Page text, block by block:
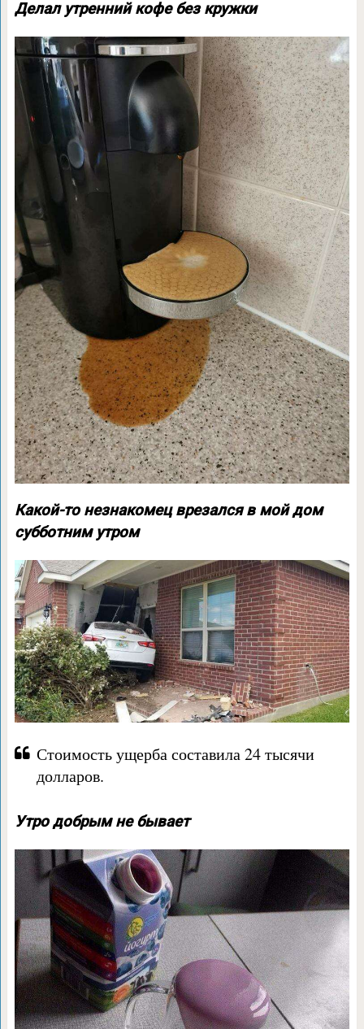
Делал утренний кофе без кружки
Какой-то незнакомец врезался в мой дом
субботним утром
Стоимость ущерба составила 24 тысячи
долларов.
Утро добрым не бывает